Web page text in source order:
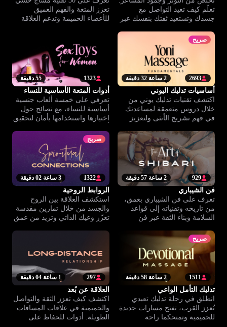
تعلّم كيف تعيد التواصل مع
جسدك وتستعيد ثقتك بنفسك عبر
تعزز المتعة والفهم العميق
للأعضاء الحميمة وتدعم العلاقة
صريح
2 ساعة 32 دقيقة 2693
أساسيات تدليك اليوني
اكتشف تقنيات تدليك يوني من
خلال دروس متعمقة لمساعدتك
في فهم تشريح الأنثى ولتعزيز
55 دقيقة 1323
أدوات المتعة الأساسية للنساء
تعرفي على خمسة ألعاب جنسية
أساسية للنساء، مع نصائح حول
اختيارها واستخدامها بأمان لتحقيق
2 ساعة 57 دقيقة 929
فن الشيباري
تعرف على فن الشيباري بعمق،
من تاريخه وتقنياته إلى قواعد
السلامة وبناء الثقة عبر فن
صريح
3 ساعة 02 دقيقة 1322
الروابط الروحية
استكشف العلاقة بين الروح
والجسد من خلال تمارين مقدسة
تعزّز وعيك الذاتي وتزيد من عمق
صريح
2 ساعة 58 دقيقة 1511
تدليك التأمل الواعي
انطلق في رحلة تدليك تعبدي
تُعزز القرب، تفتح مسارات جديدة
للحميمية وتمنحكما راحة
1 ساعة 04 دقيقة 297
العلاقة عن بُعد
اكتشف كيف تعزز الثقة والتواصل
والحميمية في علاقات المسافات
الطويلة. أدوات للحفاظ على